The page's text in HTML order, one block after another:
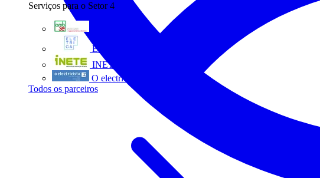
Serviços para o Setor 4
Eletrica
INETE
O electricista
Todos os parceiros